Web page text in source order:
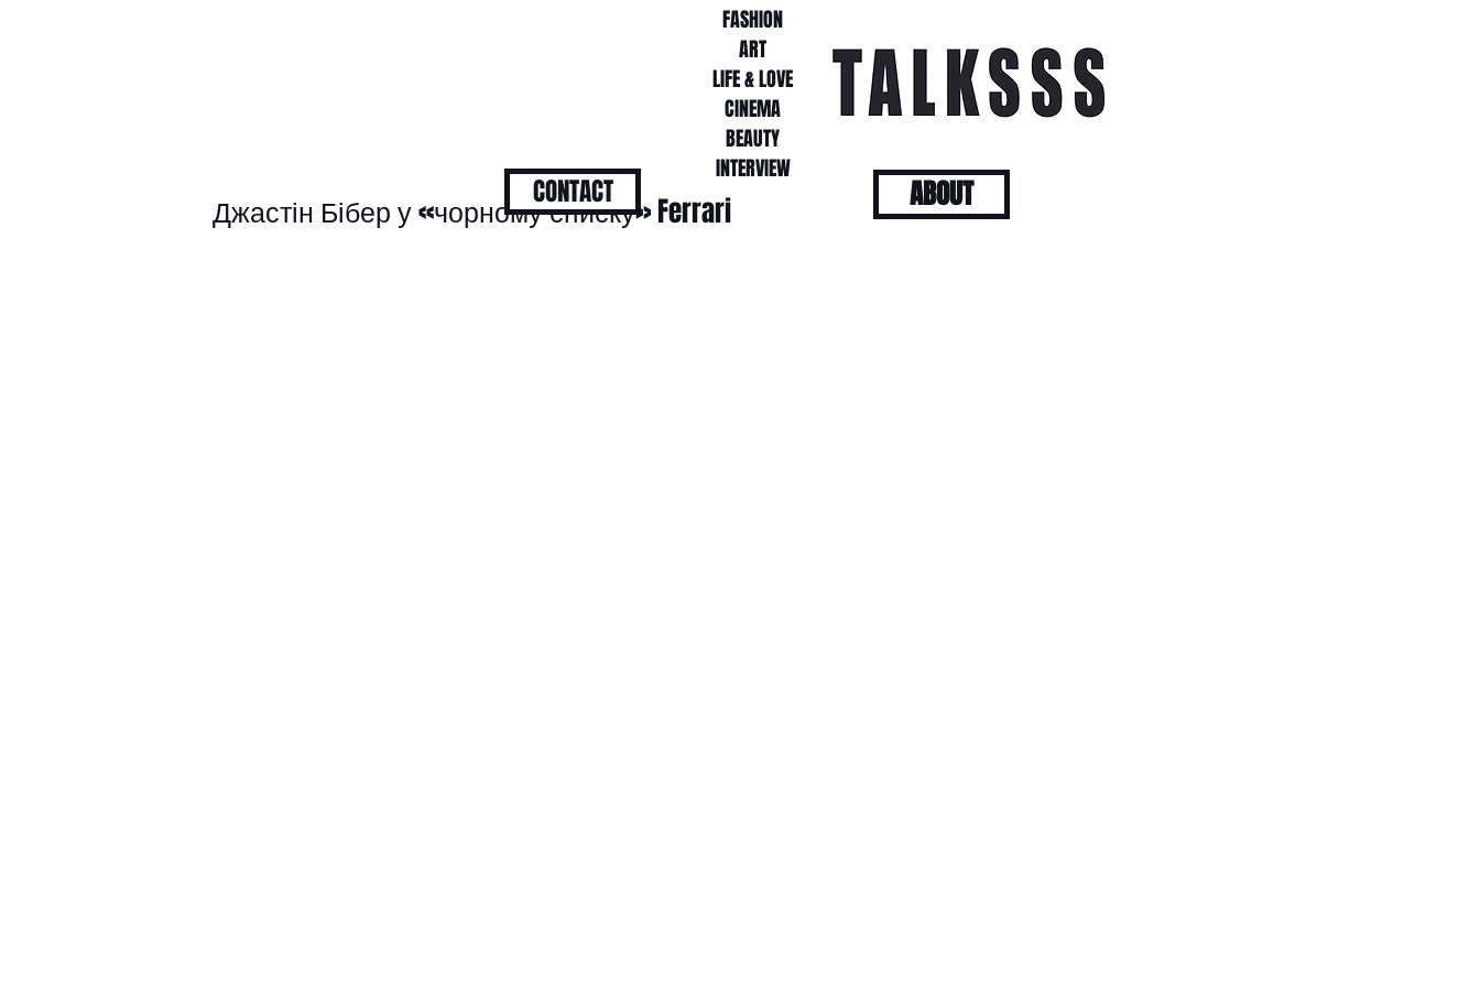
FASHION
ART
LIFE & LOVE
CINEMA
BEAUTY
INTERVIEW
Джастін Бібер у «чорному списку» Ferrari
CONTACT ABOUT
FASHION
ART
LIFE & LOVE
CINEMA
BEAUTY
INTERVIEW